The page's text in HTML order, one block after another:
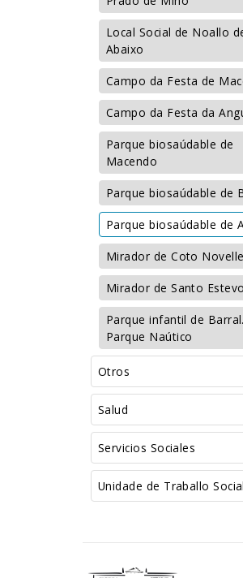
Local Social de Noallo
Abaixo
Campo da Festa de
Campo da Festa da
Parque biosaúdable de
Macendo
Parque biosaúdable de
Parque biosaúdable de
Mirador de Coto Novelle
Mirador de Santo Estevo
Parque infantil de Barral.
Parque Naútico
Otros
Salud
Servicios Sociales
Unidade de Traballo Social